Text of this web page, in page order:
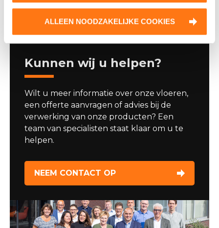
ALLEEN NOODZAKELIJKE COOKIES
Kunnen wij u helpen?
Wilt u meer informatie over onze vloeren,
een offerte aanvragen of advies bij de
verwerking van onze producten? Een
team van specialisten staat klaar om u te
helpen.
NEEM CONTACT OP